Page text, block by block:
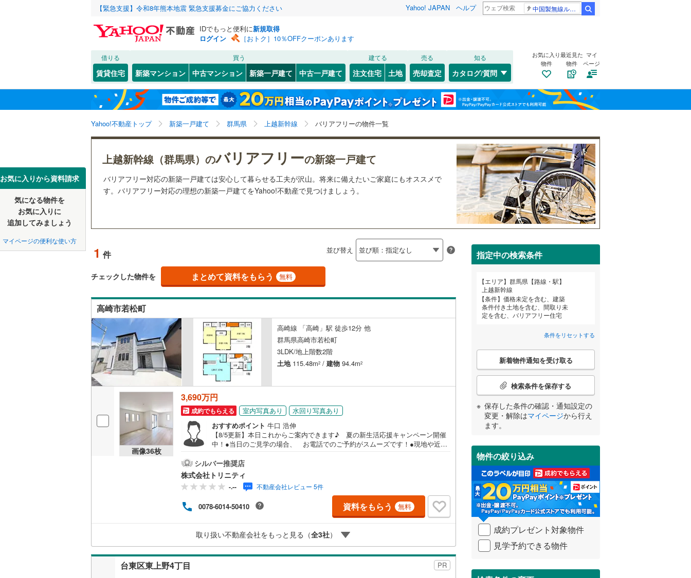
【緊急支援】令和8年熊本地震 緊急支援募金にご協力ください Yahoo! JAPAN ヘルプ 中国製無線ルーター
IDでもっと便利に新規取得
ログイン
［おトク］10％OFFクーポンあります
借りる
賃貸住宅
買う
新築マンション 中古マンション 新築一戸建て 中古一戸建て
建てる
注文住宅 土地
売る
売却査定
知る
カタログ/質問
お気に入り
物件
最近見た
物件
マイ
ページ
Yahoo!不動産トップ 新築一戸建て 群馬県 上越新幹線 バリアフリーの物件一覧
お気に入りから資料請求
気になる物件を
お気に入りに
追加してみましょう
マイページの便利な使い方
上越新幹線（群馬県）のバリアフリーの新築一戸建て
バリアフリー対応の新築一戸建ては安心して暮らせる工夫が沢山。将来に備えたいご家庭にもオススメで
す。バリアフリー対応の理想の新築一戸建てをYahoo!不動産で見つけましょう。
1 件 並び替え
チェックした物件を まとめて資料をもらう 無料
高崎市若松町
高崎線 「高崎」駅 徒歩12分 他
群馬県高崎市若松町
3LDK/地上階数2階
土地115.48m2 / 建物 94.4m2
画像36枚
3,690万円
成約でもらえる 室内写真あり
水回り写真あり
おすすめポイント 牛口 浩伸
【8/5更新】本日これからご案内できます♪ 夏の新生活応援キャンペーン開催
中！●当日のご見学の場合、 お電話でのご予約がスムーズです！●現地や近隣
宅ローンに自信あり！迷わずご相談ください！●毎週末、現地内覧会開催中！┏
━━━━━━━━━━━━━━━━━━━┓数多くのお客様が弊社にてローン
審査を通過し マイホームをご購入されています。「お客様の声」をホーム
ページに多数掲載！ 是非ともご覧ください！┗━v━━━━━━━━
━━━━━━━━━┛ （＾＾）/ 不動産のトリニテ
ィ……………………………………………………… ＜ おすすめpoint ＞■JR
高崎駅まで775m！■南小学校まで徒歩10分♪■全居室6帖以上＋南向きのモダン
○高松中学校まで1.1Km
シルバー推奨店
株式会社トリニティ
-.-- 不動産会社レビュー 5件
0078-6014-50410 資料をもらう 無料
取り扱い不動産会社をもっと見る（全3社）
台東区東上野4丁目 PR
指定中の検索条件
エリア
群馬県【路線・駅】
上越新幹線
条件
価格未定を含む、建築
条件付き土地を含む、間取り未
定を含む、バリアフリー住宅
条件をリセットする
こ
検
条
件
受
け
取
る
・
条
件
を
イ
ペ
ジ
新着物件通知を受け取る
検索条件を保存する
保存した条件の確認・通知設定の
変更・解除はマイページから行え
ます。
物件の絞り込み
成約プレゼント対象物件
見学予約できる物件
北海道 北海道
東北 青森 岩手 宮城 秋田 山形 福島
関東 東京 神奈川 埼玉 千葉
長野
東海 愛知 岐阜 静岡 三重
和歌山
中国 鳥取 島根 岡山 広島 山口
高知
福岡 佐賀 長崎 鹿児島
該当物件0件 この条件で検索する 条件をリセットする
前橋市(0) 高崎市(1) 桐生市(0)
伊勢崎市(1) 太田市(0) 沼田市(0)
館林市
0) 渋川市(0)
みどり市(0)
北群馬郡榛東村
北群馬郡吉岡町 多野郡上野村(0)
多野郡神流町(0) 甘楽郡下仁田町 甘楽郡南牧村(0)
吾妻郡長野原町(0)
吾妻郡嬬恋村(0) 吾妻郡草津町(0) 吾妻郡高山村(0)
利根郡片品村 (0) 利根郡川場村(0)
利根郡昭和村(0) 佐波郡玉村町(0)
邑楽郡板倉町(0) 邑楽郡千代田町(0)
該当物件0件 この条件で検索する 条件をリセットする
該当物件0件 条件をリセットする
JR 高崎線(1) 上越線(1) 吾妻線(0)
両毛線(1) 信越本線(1)
湘南新宿ライン（前橋～小田原）
(1)
私鉄・その他 上毛電気鉄道上毛線(0)
東武伊勢崎線( ) 東武桐生線( 東武小泉線(0)
東武佐野線(0) 東武日光線(0)
該当物件0件 この条件で検索する 条件をリセットする
(0)
該当物件0件 条件をリセットする
こだわり条件 設備
床暖房（0） オール電化（0） トイレ２か所（1）
駐車場2台以上（1） ビルトインガレージ（0） 太陽光発電システム（0）
ＴＶモニタ付インターホン
（1）
防犯カメラ （0
配置、向き、建ち方、日当たり
前道6m以上（0） 角地（ 南道路（1）
LD
（1）
1）
（1）
住宅性能評価付き（1）
長期優良住宅（
大規模（総区画数50戸以上）
（
最寄りの駅が始発駅（0） 海まで2km以内 小学校まで1km以内（ 0）
間取り、居室全体
吹き抜け（0） バリアフリー住宅 （ 1） 間取り変更可能
二世帯向け（0 3階建て以上（0）
サービスルーム（納戸）（0）
キッチン
独立型キッチン（0） 対面キッチン
浴室
該当物件0件 条件をリセットする
検索条件を保存しました
この検索条件の新着物件通知は、 マイページから設定できます。
保存した条件を見る
群馬県、上越新幹線、価格未定を含む、建築条件付き土
地を含む、間取り未定を含む、バリアフリー住宅
検索条件を保存する
閉じる お気に入りリストを見る
閉じる
閉じる お気に入りリストを見る
閉じる